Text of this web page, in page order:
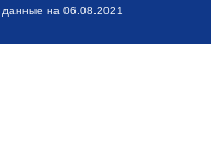
данные на 06.08.2021